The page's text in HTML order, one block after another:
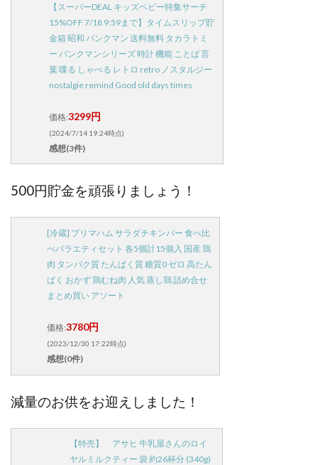
【スーパーDEAL キッズベビー特集サーチ
15%OFF 7/18 9:59まで】タイムスリップ貯
金箱 昭和 バンクマン 送料無料 タカラトミ
ー バンクマンシリーズ 時計 機能 ことば 言
葉 喋る しゃべる レトロ retro ノスタルジー
nostalgie remind Good old days times
価格:3299円
(2024/7/14 19:24時点)
感想(3件)
500円貯金を頑張りましょう！
[冷蔵] プリマハム サラダチキンバー 食べ比
べバラエティセット 各5個計15個入 国産 鶏
肉 タンパク質 たんぱく質 糖質0 ゼロ 高たん
ぱく おかず 鶏むね肉 人気 蒸し鶏 詰め合せ
まとめ買い アソート
価格:3780円
(2023/12/30 17:22時点)
感想(0件)
減量のお供をお迎えしました！
【特売】 アサヒ 牛乳屋さんのロイ
ヤルミルクティー 袋 約26杯分 (340g)